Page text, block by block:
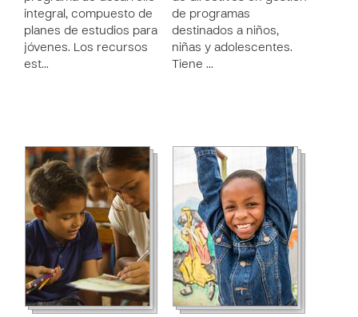
integral, compuesto de
planes de estudios para
jóvenes. Los recursos
est…
de programas
destinados a niños,
niñas y adolescentes.
Tiene …